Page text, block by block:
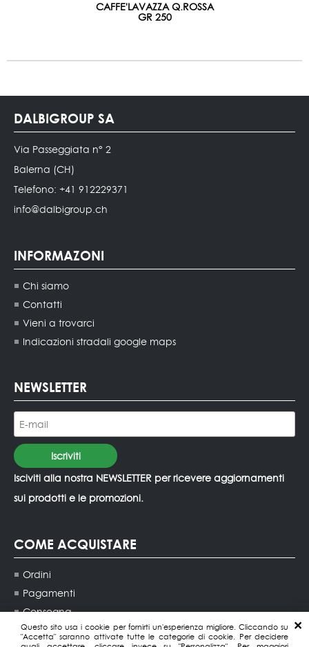
Questo sito usa i cookie per fornirti un'esperienza migliore. Cliccando su
"Accetta" saranno attivate tutte le categorie di cookie. Per decidere
CAFFE'LAVAZZA Q.ROSSA
GR 250
DALBIGROUP SA
Via Passeggiata n° 2
Balerna (CH)
Telefono: +41 912229371
info@dalbigroup.ch
INFORMAZONI
Chi siamo
Contatti
Vieni a trovarci
Indicazioni stradali google maps
NEWSLETTER
Isciviti alla nostra NEWSLETTER per ricevere aggiornamenti
sui prodotti e le promozioni.
COME ACQUISTARE
Ordini
Pagamenti
Consegna
Contatti agenti di vendita